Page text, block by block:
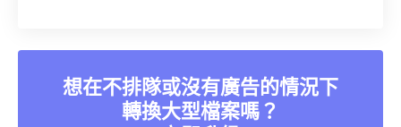
想在不排隊或沒有廣告的情況下
轉換大型檔案嗎？